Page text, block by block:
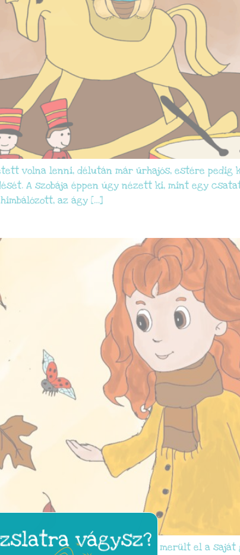
volna lenni, délután már űrhajós, estére pedig
A szobája éppen úgy nézett ki, mint egy
az ágy […]
szeretett rajzolni és sokszor merült el a saját